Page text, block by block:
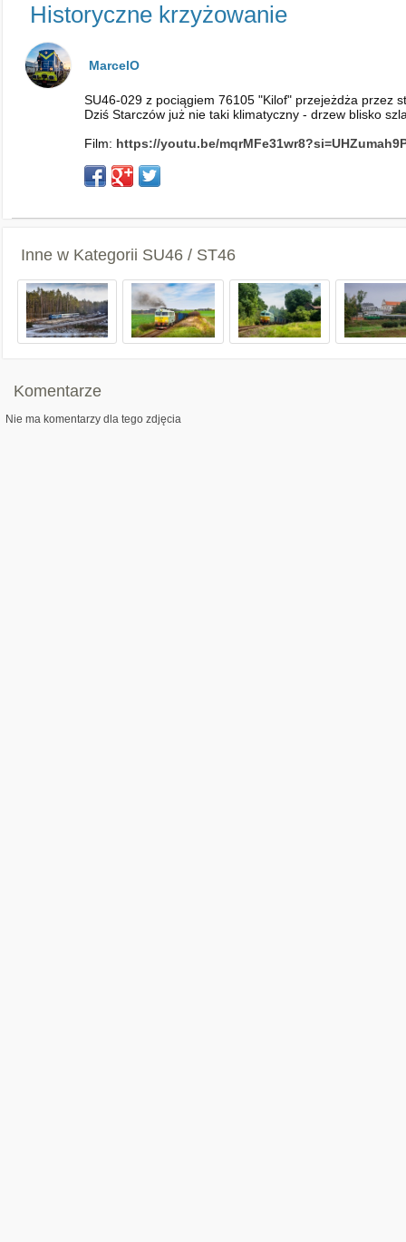
Historyczne krzyżowanie
MarcelO
SU46-029 z pociągiem 76105 "Kilof" przejeżdża przez
Dziś Starczów już nie taki klimatyczny - drzew blisko
Film: https://youtu.be/
Inne w Kategorii SU46 / ST46
Komentarze
Nie ma komentarzy dla tego zdjęcia